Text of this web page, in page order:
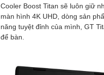
Cooler Boost Titan sẽ luôn giữ
màn hình 4K UHD, dòng sản
năng tuyệt đỉnh của mình, GT
để bàn.